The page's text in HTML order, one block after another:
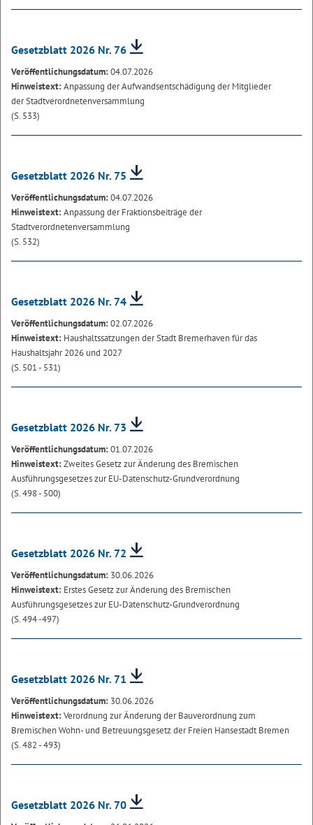
Gesetzblatt 2026 Nr. 76
Veröffentlichungsdatum:04.07.2026
Hinweistext:Anpassung der Aufwandsentschädigung der Mitglieder
der Stadtverordnetenversammlung
(S. 533)
Gesetzblatt 2026 Nr. 75
Veröffentlichungsdatum:04.07.2026
Hinweistext:Anpassung der Fraktionsbeiträge der
Stadtverordnetenversammlung
(S. 532)
Gesetzblatt 2026 Nr. 74
Veröffentlichungsdatum:02.07.2026
Hinweistext: Haushaltssatzungen der Stadt Bremerhaven für das
Haushaltsjahr 2026 und 2027
(S. 501 - 531)
Gesetzblatt 2026 Nr. 73
Veröffentlichungsdatum:01.07.2026
Hinweistext:Zweites Gesetz zur Änderung des Bremischen
Ausführungsgesetzes zur EU-Datenschutz-Grundverordnung
(S. 498 - 500)
Gesetzblatt 2026 Nr. 72
Veröffentlichungsdatum: 30.06.2026
Hinweistext: Erstes Gesetz zur Änderung des Bremischen
Ausführungsgesetzes zur EU-Datenschutz-Grundverordnung
(S. 494 -497)
Gesetzblatt 2026 Nr. 71
Veröffentlichungsdatum: 30.06.2026
Hinweistext:Verordnung zur Änderung der Bauverordnung zum
Bremischen Wohn- und Betreuungsgesetz der Freien Hansestadt Bremen
(S. 482 - 493)
Gesetzblatt 2026 Nr. 70